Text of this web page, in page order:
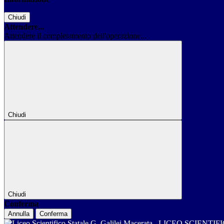
Chiudi
Attendere...
Attendere il completamento dell'operazione...
Chiudi
Chiudi
Conferma
Annulla Conferma